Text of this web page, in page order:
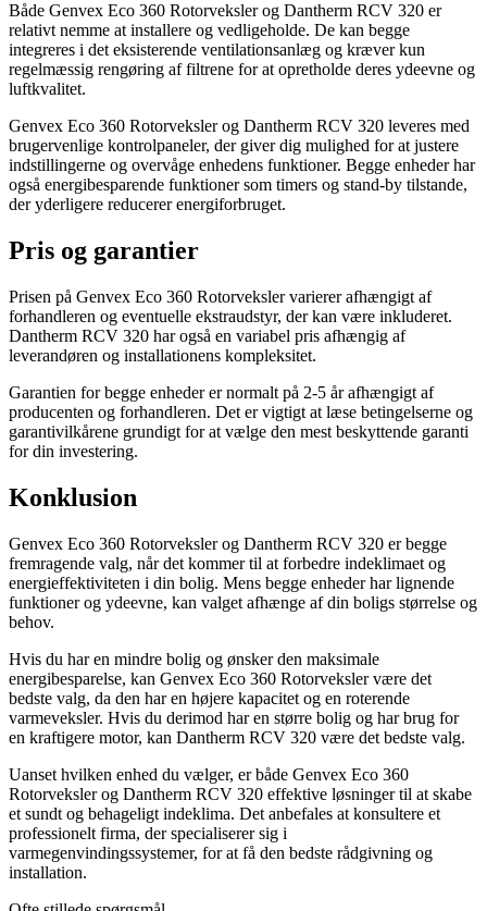
Både Genvex Eco 360 Rotorveksler og Dantherm RCV 320 er
relativt nemme at installere og vedligeholde. De kan begge
integreres i det eksisterende ventilationsanlæg og kræver kun
regelmæssig rengøring af filtrene for at opretholde deres ydeevne og
luftkvalitet.
Genvex Eco 360 Rotorveksler og Dantherm RCV 320 leveres med
brugervenlige kontrolpaneler, der giver dig mulighed for at justere
indstillingerne og overvåge enhedens funktioner. Begge enheder har
også energibesparende funktioner som timers og stand-by tilstande,
der yderligere reducerer energiforbruget.
Pris og garantier
Prisen på Genvex Eco 360 Rotorveksler varierer afhængigt af
forhandleren og eventuelle ekstraudstyr, der kan være inkluderet.
Dantherm RCV 320 har også en variabel pris afhængig af
leverandøren og installationens kompleksitet.
Garantien for begge enheder er normalt på 2-5 år afhængigt af
producenten og forhandleren. Det er vigtigt at læse betingelserne og
garantivilkårene grundigt for at vælge den mest beskyttende garanti
for din investering.
Konklusion
Genvex Eco 360 Rotorveksler og Dantherm RCV 320 er begge
fremragende valg, når det kommer til at forbedre indeklimaet og
energieffektiviteten i din bolig. Mens begge enheder har lignende
funktioner og ydeevne, kan valget afhænge af din boligs størrelse og
behov.
Hvis du har en mindre bolig og ønsker den maksimale
energibesparelse, kan Genvex Eco 360 Rotorveksler være det
bedste valg, da den har en højere kapacitet og en roterende
varmeveksler. Hvis du derimod har en større bolig og har brug for
en kraftigere motor, kan Dantherm RCV 320 være det bedste valg.
Uanset hvilken enhed du vælger, er både Genvex Eco 360
Rotorveksler og Dantherm RCV 320 effektive løsninger til at skabe
et sundt og behageligt indeklima. Det anbefales at konsultere et
professionelt firma, der specialiserer sig i
varmegenvindingssystemer, for at få den bedste rådgivning og
installation.